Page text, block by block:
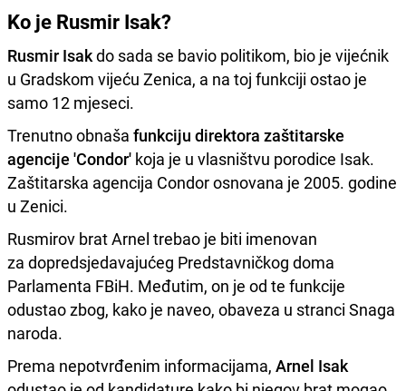
Ko je Rusmir Isak?
Rusmir Isakdo sada se bavio politikom, bio je vijećnik
u Gradskom vijeću Zenica, a na toj funkciji ostao je
samo 12 mjeseci.
Trenutno obnaša funkciju direktora zaštitarske
agencije 'Condor' koja je u vlasništvu porodice Isak.
Zaštitarska agencija Condor osnovana je 2005. godine
u Zenici.
Rusmirov brat Arnel trebao je biti imenovan
za dopredsjedavajućeg Predstavničkog doma
Parlamenta FBiH. Međutim, on je od te funkcije
odustao zbog, kako je naveo, obaveza u stranci Snaga
naroda.
Prema nepotvrđenim informacijama, Arnel Isak